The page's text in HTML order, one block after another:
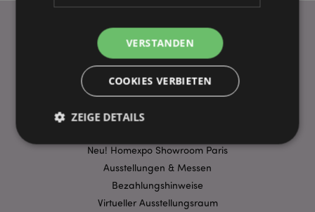
WICHTIGE INFORMATION
FAQ
Lieferbedingungen
Sonderangebote
Neu! Homexpo Showroom Paris
Ausstellungen & Messen
Bezahlungshinweise
Virtueller Ausstellungsraum
VERSTANDEN
COOKIES VERBIETEN
ZEIGE DETAILS
Unbedingt notwendige
Leistungs
Ausrichten
Funktions